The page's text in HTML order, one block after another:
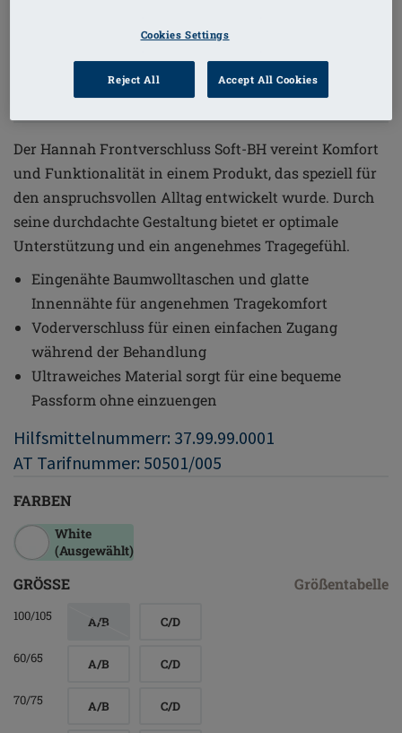
Bestellnummer: 2160-XXL C/D
€73.95
Preise inkl. MwSt. zzgl. Versandkosten
Der Hannah Frontverschluss Soft-BH vereint Komfort
und Funktionalität in einem Produkt, das speziell für
den anspruchsvollen Alltag entwickelt wurde. Durch
seine durchdachte Gestaltung bietet er optimale
Unterstützung und ein angenehmes Tragegefühl.
Eingenähte Baumwolltaschen und glatte
Innennähte für angenehmen Tragekomfort
Voderverschluss für einen einfachen Zugang
während der Behandlung
Ultraweiches Material sorgt für eine bequeme
Passform ohne einzuengen
Hilfsmittelnummerr: 37.99.99.0001
AT Tarifnummer: 50501/005
FARBEN
White
(Ausgewählt)
GRÖSSE Größentabelle
100/105 A/B C/D
60/65 A/B C/D
70/75 A/B C/D
Cookies Settings
Reject All Accept All Cookies